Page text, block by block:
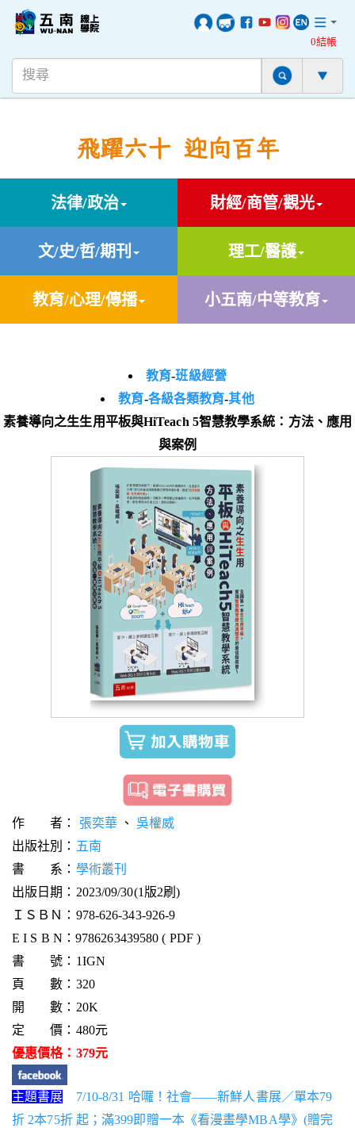
0結帳
飛躍六十 迎向百年
法律/政治 財經/商管/觀光
文/史/哲/期刊 理工/醫護
教育/心理/傳播 小五南/中等教育
教育-班級經營
教育-各級各類教育-其他
素養導向之生生用平板與HiTeach 5智慧教學系統：方法、應用
與案例
作 者： 張奕華、 吳權威
出版社別： 五南
書 系： 學術叢刊
出版日期：2023/09/30(1版2刷)
ＩＳＢＮ：978-626-343-926-9
E I S B N：9786263439580 ( PDF )
書 號：1IGN
頁 數：320
開 數：20K
定 價：480元
優惠價格：379元
主題書展
7/10-8/31 哈囉！社會——新鮮人書展／單本79
折 2本75折 起；滿399即贈一本《看漫畫學MBA學》(贈完